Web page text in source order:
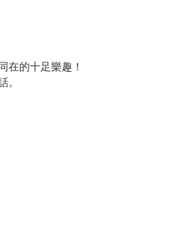
在的十足樂趣！
。